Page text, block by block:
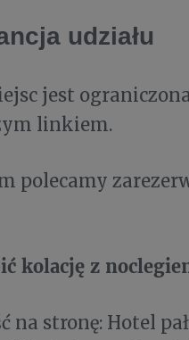
udziału
jest
linkiem.
polecamy
kolację z
na stronę: Hotel